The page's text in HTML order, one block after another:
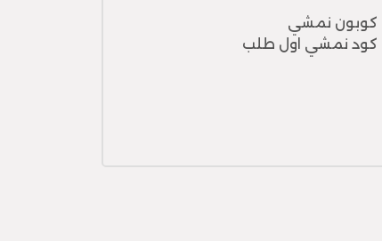
كوبون نمشي
كود نمشي اول طلب